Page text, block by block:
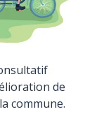
de
commune.